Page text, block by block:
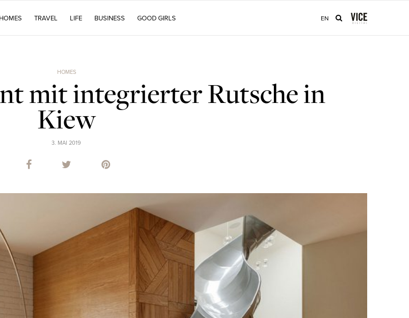
HOMES TRAVEL LIFE BUSINESS GOOD GIRLS EN
HOMES
mit integrierter Rutsche in
Kiew
3. MAI 2019